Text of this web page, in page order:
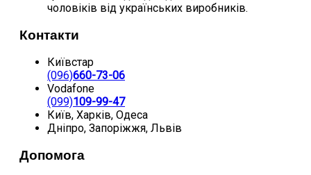
чоловіків від українських виробників.
Контакти
Київстар
(096)660-73-06
Vodafone
(099)109-99-47
Київ, Харків, Одеса
Дніпро, Запоріжжя, Львів
Допомога